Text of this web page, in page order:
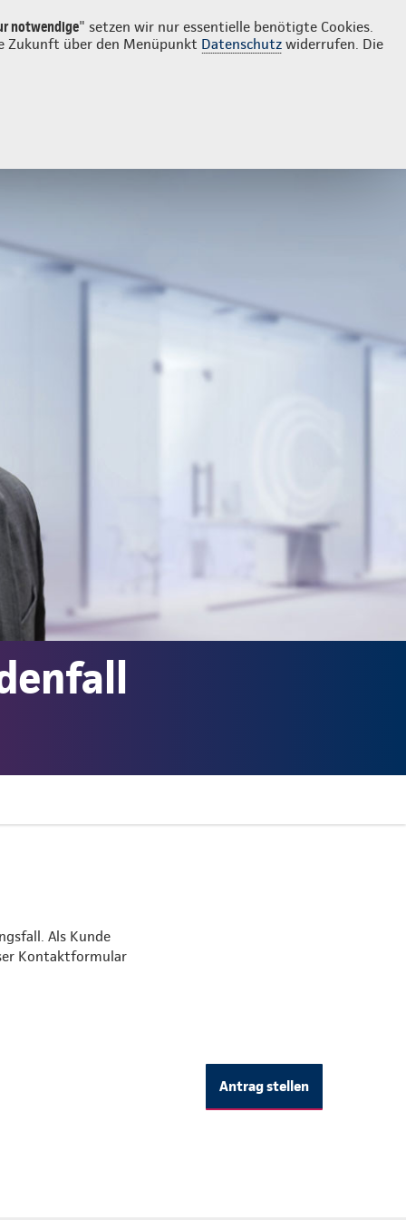
notwendige" setzen wir nur essentielle benötigte Cookies.
Zukunft über den Menüpunkt Datenschutz widerrufen. Die
Login Kontakt 0385 395240
Als Kunde
Kontaktformular
Antrag stellen